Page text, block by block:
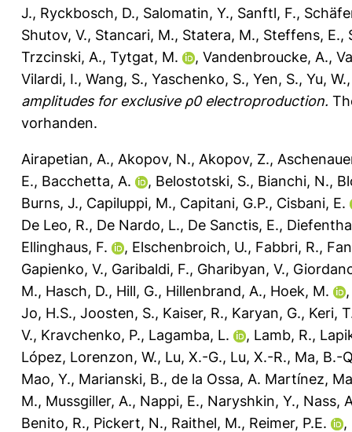
J., Ryckbosch, D., Salomatin, Y., Sanftl, F.,
Shutov, V., Stancari, M., Statera, M., Steffens, E.,
Trzcinski, A., Tytgat, M. , Vandenbroucke, A.,
Vilardi, I., Wang, S., Yaschenko, S., Yen, S., Yu, W.
amplitudes for exclusive ρ0 electroproduction.
vorhanden.
Airapetian, A., Akopov, N., Akopov, Z.,
E., Bacchetta, A. , Belostotski, S., Bianchi, N.,
Burns, J., Capiluppi, M., Capitani, G.P., Cisbani, E.
De Leo, R., De Nardo, L., De Sanctis, E.,
Ellinghaus, F.
, Elschenbroich, U., Fabbri, R.,
Gapienko, V., Garibaldi, F., Gharibyan, V.,
M., Hasch, D., Hill, G., Hillenbrand, A., Hoek, M.
Jo, H.S., Joosten, S., Kaiser, R., Karyan, G., Keri,
V., Kravchenko, P., Lagamba, L. , Lamb, R.,
López, Lorenzon, W., Lu, X.-G., Lu, X.-R., Ma, B.-
Mao, Y., Marianski, B., de la Ossa, A. Martínez,
M., Mussgiller, A., Nappi, E., Naryshkin, Y., Nass,
Benito, R., Pickert, N., Raithel, M., Reimer, P.E. ,